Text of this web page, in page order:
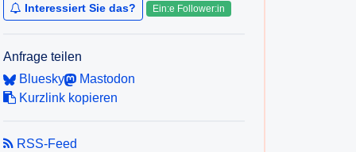
Interessiert Sie das? Ein:e Follower:in
Anfrage teilen
Bluesky
Mastodon
Kurzlink kopieren
RSS-Feed